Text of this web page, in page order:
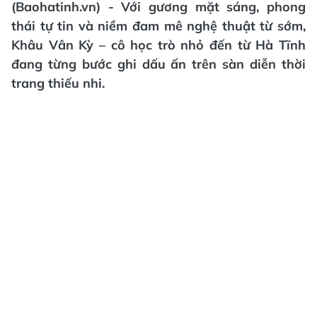
(Baohatinh.vn) - Với gương mặt sáng, phong
thái tự tin và niềm đam mê nghệ thuật từ sớm,
Khâu Vân Kỳ – cô học trò nhỏ đến từ Hà Tĩnh
đang từng bước ghi dấu ấn trên sàn diễn thời
trang thiếu nhi.